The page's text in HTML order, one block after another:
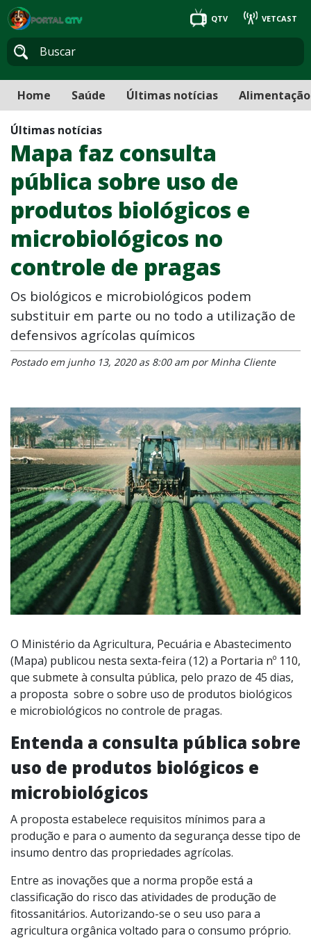
QTV VETCAST
Home Saúde Últimas notícias Alimentação
Últimas notícias
Mapa faz consulta
pública sobre uso de
produtos biológicos e
microbiológicos no
controle de pragas
Os biológicos e microbiológicos podem
substituir em parte ou no todo a utilização de
defensivos agrícolas químicos
Postado em junho 13, 2020 as 8:00 am por Minha Cliente
O Ministério da Agricultura, Pecuária e Abastecimento
(Mapa) publicou nesta sexta-feira (12) a Portaria nº 110,
que submete à consulta pública, pelo prazo de 45 dias,
a proposta sobre o sobre uso de produtos biológicos
e microbiológicos no controle de pragas.
Entenda a consulta pública sobre
uso de produtos biológicos e
microbiológicos
A proposta estabelece requisitos mínimos para a
produção e para o aumento da segurança desse tipo de
insumo dentro das propriedades agrícolas.
Entre as inovações que a norma propõe está a
classificação do risco das atividades de produção de
fitossanitários. Autorizando-se o seu uso para a
agricultura orgânica voltado para o consumo próprio.